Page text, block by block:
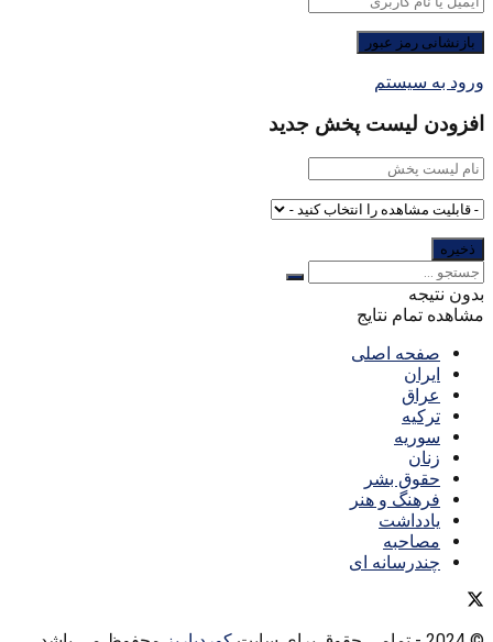
ورود به سیستم
افزودن لیست پخش جدید
بدون نتیجه
مشاهده تمام نتایج
صفحه اصلی
ایران
عراق
ترکیه
سوریه
زنان
حقوق بشر
فرهنگ و هنر
یادداشت
مصاحبه
چندرسانه ای